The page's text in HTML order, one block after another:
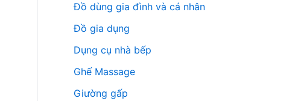
Đồ dùng gia đình và cá nhân
Đồ gia dụng
Dụng cụ nhà bếp
Ghế Massage
Giường gấp